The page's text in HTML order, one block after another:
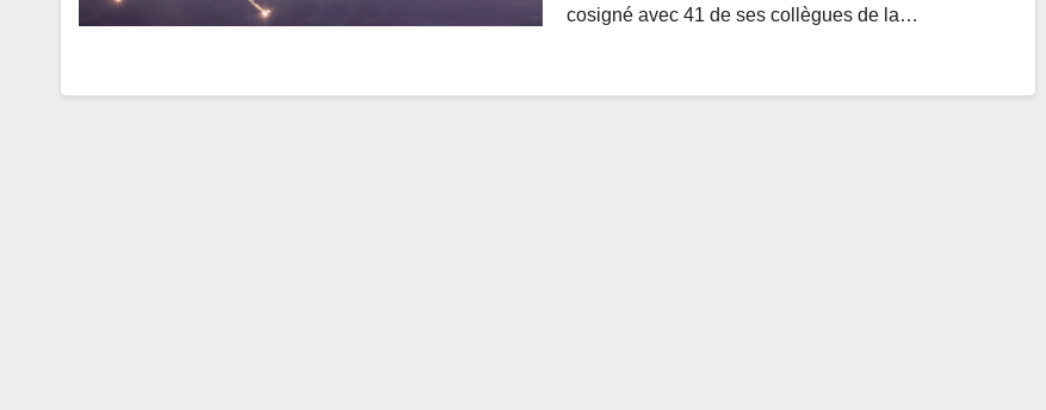
cosigné avec 41 de ses collègues de la…